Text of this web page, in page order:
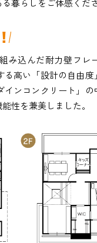
暮らしをご体感くださ
み込んだ耐力壁フレ
る高い「設計の自由
ンコンクリート」
性を兼美しました。